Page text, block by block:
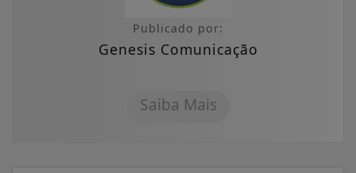
Publicado por:
Genesis Comunicação
Saiba Mais